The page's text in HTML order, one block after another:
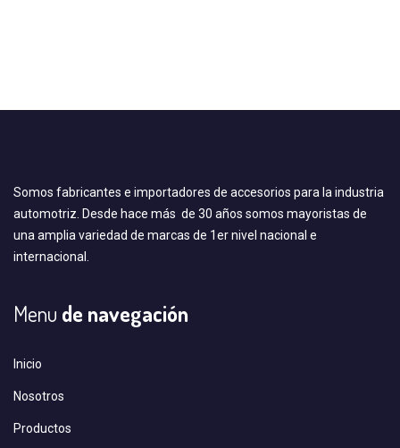
Somos fabricantes e importadores de accesorios para la industria
automotriz. Desde hace más de 30 años somos mayoristas de
una amplia variedad de marcas de 1er nivel nacional e
internacional.
Menu de navegación
Inicio
Nosotros
Productos